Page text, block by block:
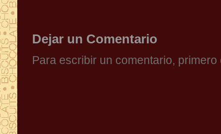
Dejar un Comentario
Para escribir un comentario,